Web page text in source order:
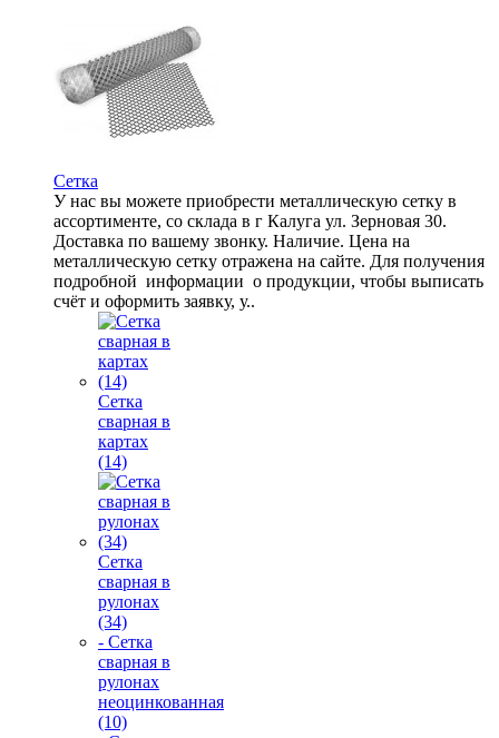
Сетка
У нас вы можете приобрести металлическую сетку в
ассортименте, со склада в г Калуга ул. Зерновая 30.
Доставка по вашему звонку. Наличие. Цена на
металлическую сетку отражена на сайте. Для получения
подробной информации о продукции, чтобы выписать
счёт и оформить заявку, у..
Сетка
сварная в
картах
(14)
Сетка
сварная в
рулонах
(34)
- Сетка
сварная в
рулонах
неоцинкованная
(10)